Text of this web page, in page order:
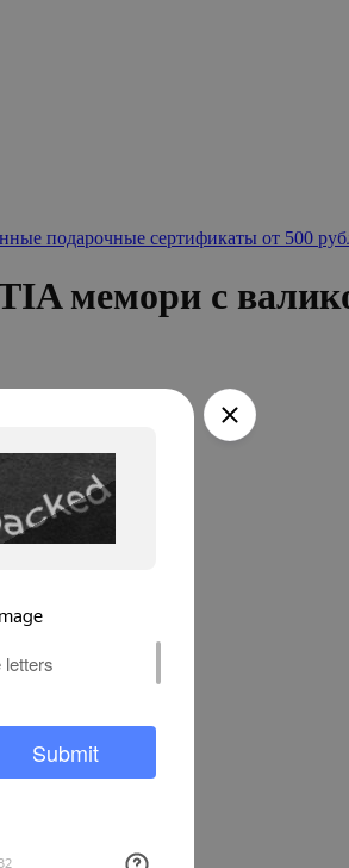
подарочные сертификаты от 500
мемори с